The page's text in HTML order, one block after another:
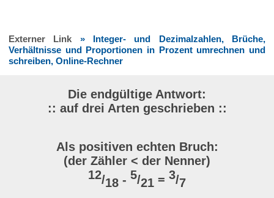
Externer Link » Integer- und Dezimalzahlen, Brüche,
Verhältnisse und Proportionen in Prozent umrechnen und
schreiben, Online-Rechner
Die endgültige Antwort:
:: auf drei Arten geschrieben ::
Als positiven echten Bruch:
(der Zähler < der Nenner)
12/18 - 5/21 = 3/7